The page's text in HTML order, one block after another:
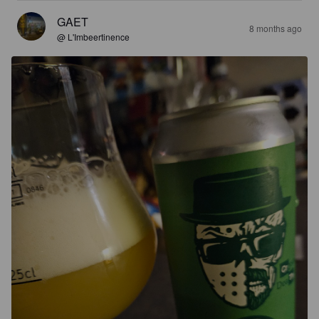
GAET
@ L'Imbeertinence
8 months ago